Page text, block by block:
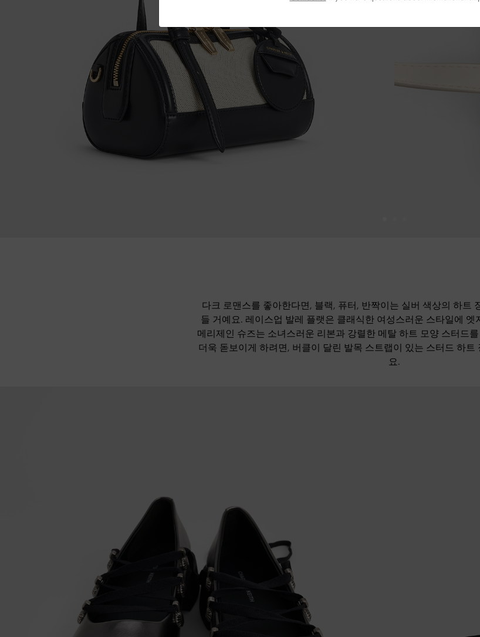
다크 로맨스를 좋아한다면, 블랙, 퓨터, 반짝이는 실버 색상의 하트
들 거예요. 레이스업 발레 플랫은 클래식한 여성스러운 스타일에 엣
메리제인 슈즈는 소녀스러운 리본과 강렬한 메탈 하트 모양 스터드
더욱 돋보이게 하려면, 버클이 달린 발목 스트랩이 있는 스터드 하트
요.